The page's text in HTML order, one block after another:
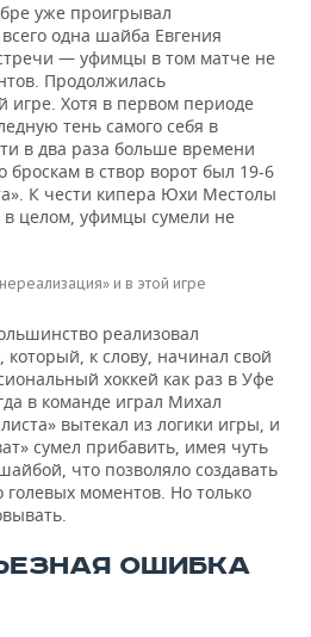
уже проигрывал
одна шайба Евгения
— уфимцы в том матче не
Продолжилась
игре. Хотя в первом периоде
тень самого себя в
в два раза больше времени
броскам в створ ворот был 19-6
К чести кипера Юхи Местолы
целом, уфимцы сумели не
и в этой игре
реализовал
который, к слову, начинал свой
хоккей как раз в Уфе
в команде играл Михал
вытекал из логики игры, и
сумел прибавить, имея чуть
что позволяло создавать
голевых моментов. Но только
ОШИБКА